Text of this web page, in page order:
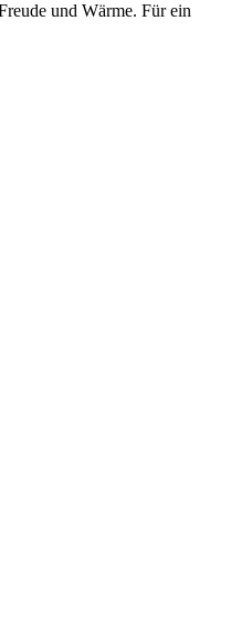
und Wärme. Für ein